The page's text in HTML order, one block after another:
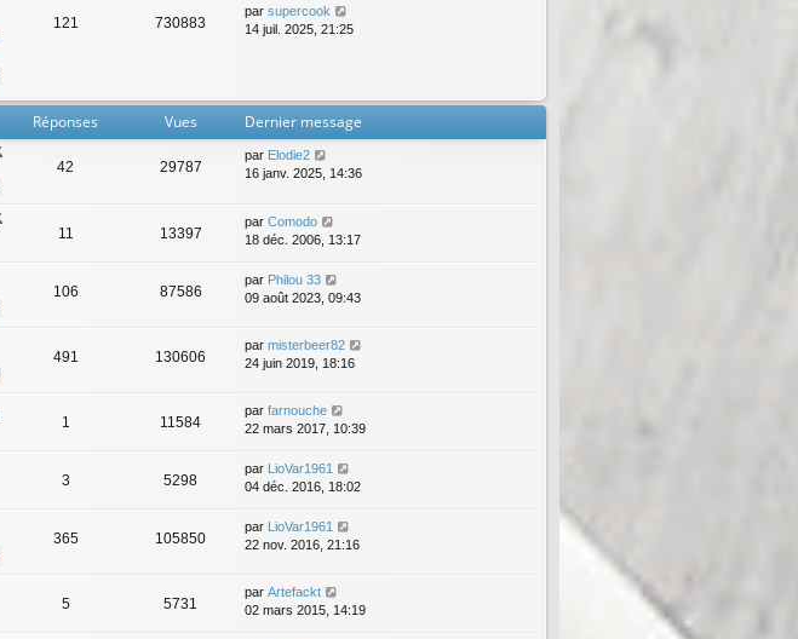
121 730883
par supercook
14 juil. 2025, 21:25
Réponses Vues Dernier message
42 29787
par Elodie2
16 janv. 2025, 14:36
11 13397
par Comodo
18 déc. 2006, 13:17
106 87586
par Philou 33
09 août 2023, 09:43
491 130606
par misterbeer82
24 juin 2019, 18:16
1 11584
par farnouche
22 mars 2017, 10:39
3 5298
par LioVar1961
04 déc. 2016, 18:02
365 105850
par LioVar1961
22 nov. 2016, 21:16
5 5731
par Artefackt
02 mars 2015, 14:19